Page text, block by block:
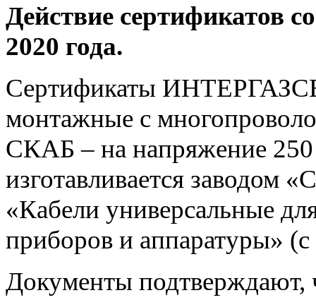
Действие сертификатов
2020 года.
Сертификаты
монтажные с
СКАБ – на напряжение
изготавливается заводом
«Кабели универсальные
приборов и аппаратуры»
Документы подтверждают,